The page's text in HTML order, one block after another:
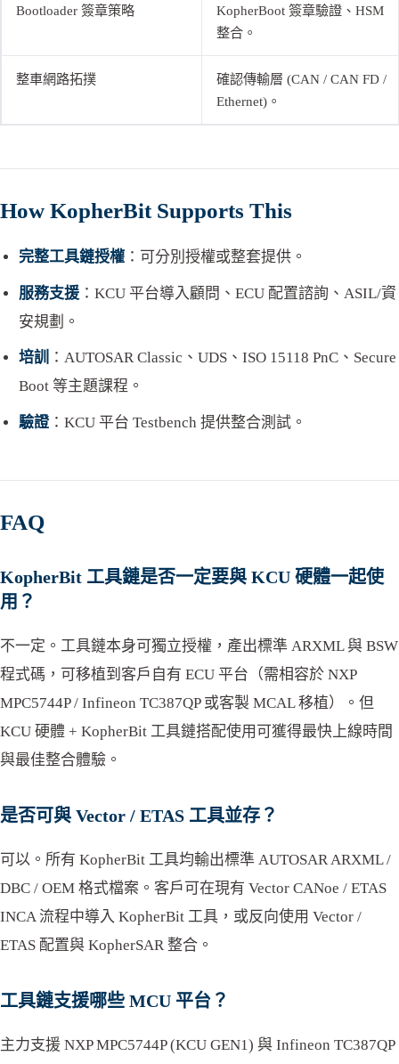
Bootloader 簽章策略
KopherBoot 簽章驗證、HSM
整合。
整車網路拓撲
確認傳輸層 (CAN / CAN FD /
Ethernet)。
How KopherBit Supports This
完整工具鏈授權：可分別授權或整套提供。
服務支援：KCU 平台導入顧問、ECU 配置諮詢、ASIL/資
安規劃。
培訓
：AUTOSAR Classic、UDS、ISO 15118 PnC、Secure
Boot 等主題課程。
驗證：KCU 平台 Testbench 提供整合測試。
FAQ
KopherBit 工具鏈是否一定要與 KCU 硬體一起使
用？
不一定。工具鏈本身可獨立授權，產出標準 ARXML 與 BSW
程式碼，可移植到客戶自有 ECU 平台（需相容於 NXP
MPC5744P / Infineon TC387QP 或客製 MCAL 移植）。但
KCU 硬體 + KopherBit 工具鏈搭配使用可獲得最快上線時間
與最佳整合體驗。
是否可與 Vector / ETAS 工具並存？
可以。所有 KopherBit 工具均輸出標準 AUTOSAR ARXML /
DBC / OEM 格式檔案。客戶可在現有 Vector CANoe / ETAS
INCA 流程中導入 KopherBit 工具，或反向使用 Vector /
ETAS 配置與 KopherSAR 整合。
工具鏈支援哪些 MCU 平台？
主力支援 NXP MPC5744P (KCU GEN1) 與 Infineon TC387QP